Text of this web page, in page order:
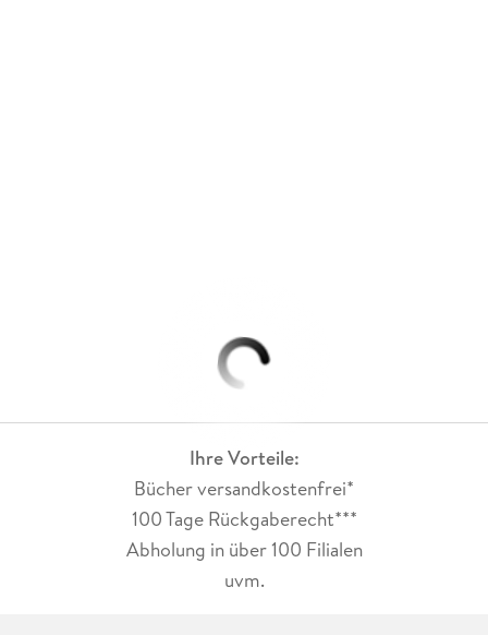
Ihre Vorteile:
Bücher versandkostenfrei*
100 Tage Rückgaberecht***
Abholung in über 100 Filialen
uvm.